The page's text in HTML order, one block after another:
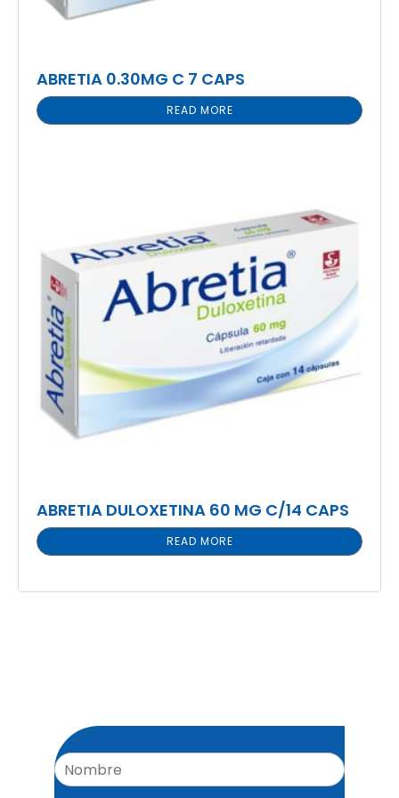
ABRETIA 0.30MG C 7 CAPS
READ MORE
ABRETIA DULOXETINA 60 MG C/14 CAPS
READ MORE